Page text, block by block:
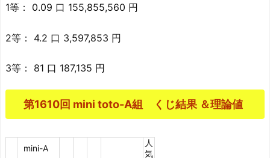
1等： 0.09 口 155,855,560 円
2等： 4.2 口 3,597,853 円
3等： 81 口 187,135 円
第1610回 mini toto-A組 くじ結果 ＆理論値
mini-A
人
気